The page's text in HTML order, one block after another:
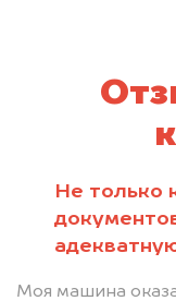
Не только
Моя машина